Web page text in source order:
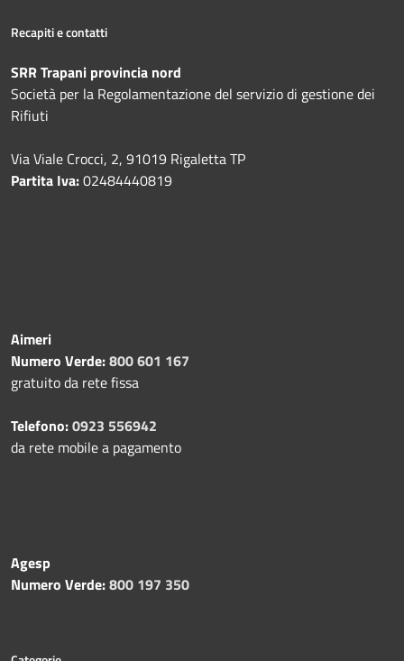
Recapiti e contatti
SRR Trapani provincia nord
Società per la Regolamentazione del servizio di gestione dei
Rifiuti
Via Viale Crocci, 2, 91019 Rigaletta TP
Partita Iva:02484440819
Aimeri
Numero Verde:800 601 167
gratuito da rete fissa
Telefono:0923 556942
da rete mobile a pagamento
Agesp
Numero Verde:800 197 350